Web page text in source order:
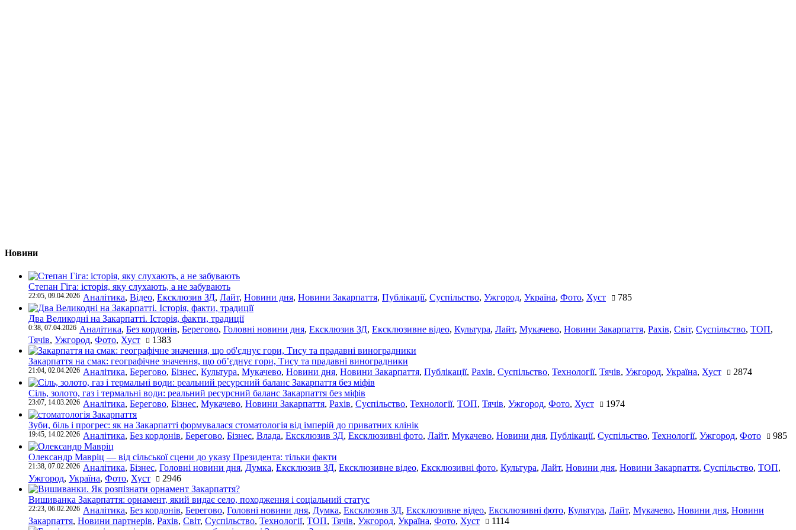
Новини
Степан Гіга: історія, яку слухають, а не забувають
22:05, 09.04.2026 Аналітика, Відео, Ексклюзив ЗД, Лайт, Новини дня, Новини Закарпаття, Публікації, Суспільство, Ужгород, Україна, Фото, Хуст 785
Два Великодні на Закарпатті. Історія, факти, традиції
0:38, 07.04.2026 Аналітика, Без кордонів, Берегово, Головні новини дня, Ексклюзив ЗД, Ексклюзивне відео, Культура, Лайт, Мукачево, Новини Закарпаття, Рахів, Світ, Суспільство, ТОП,
Тячів, Ужгород, Фото, Хуст 1383
Закарпаття на смак: географічне значення, що об’єднує гори, Тису та прадавні виноградники
21:04, 02.04.2026 Аналітика, Берегово, Бізнес, Культура, Мукачево, Новини дня, Новини Закарпаття, Публікації, Рахів, Суспільство, Технології, Тячів, Ужгород, Україна, Хуст 2874
Сіль, золото, газ і термальні води: реальний ресурсний баланс Закарпаття без міфів
23:07, 14.03.2026 Аналітика, Берегово, Бізнес, Мукачево, Новини Закарпаття, Рахів, Суспільство, Технології, ТОП, Тячів, Ужгород, Фото, Хуст 1974
Зуби, біль і прогрес: як на Закарпатті формувалася стоматологія від імперій до приватних клінік
19:45, 14.02.2026 Аналітика, Без кордонів, Берегово, Бізнес, Влада, Ексклюзив ЗД, Ексклюзивні фото, Лайт, Мукачево, Новини дня, Публікації, Суспільство, Технології, Ужгород, Фото 985
Олександр Мавріц — від сільської сцени до указу Президента: тільки факти
21:38, 07.02.2026 Аналітика, Бізнес, Головні новини дня, Думка, Ексклюзив ЗД, Ексклюзивне відео, Ексклюзивні фото, Культура, Лайт, Новини дня, Новини Закарпаття, Суспільство, ТОП,
Ужгород, Україна, Фото, Хуст 2946
Вишиванка Закарпаття: орнамент, який видає село, походження і соціальний статус
22:23, 06.02.2026 Аналітика, Без кордонів, Берегово, Головні новини дня, Думка, Ексклюзив ЗД, Ексклюзивне відео, Ексклюзивні фото, Культура, Лайт, Мукачево, Новини дня, Новини
Закарпаття, Новини партнерів, Рахів, Світ, Суспільство, Технології, ТОП, Тячів, Ужгород, Україна, Фото, Хуст 1114